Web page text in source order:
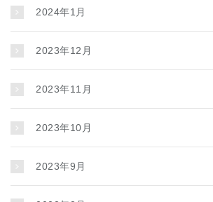
2024年1月
2023年12月
2023年11月
2023年10月
2023年9月